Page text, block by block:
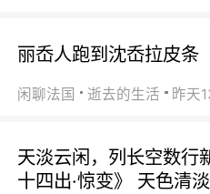
丽岙人跑到沈岙拉皮条
闲聊法国 逝去的生活 昨天
天淡云闲，列长空数行
十四出·惊变》 天色清